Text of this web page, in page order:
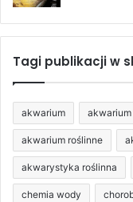
Tagi publikacji w
akwarium
akwarium roślinne
akwarystyka roślinna
chemia wody